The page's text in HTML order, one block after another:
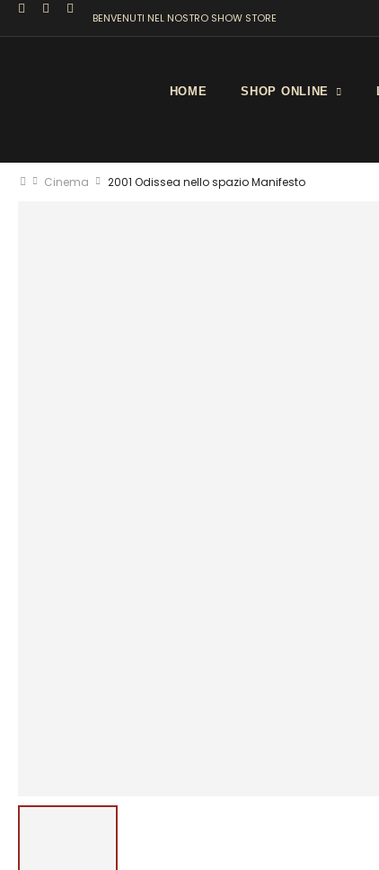
BENVENUTI NEL NOSTRO SHOW STORE
HOME SHOP ONLINE
Cinema 2001 Odissea nello spazio Manifesto